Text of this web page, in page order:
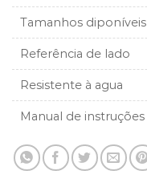
Tamanhos diponíveis
Referência de lado
Resistente à agua
Manual de instruções